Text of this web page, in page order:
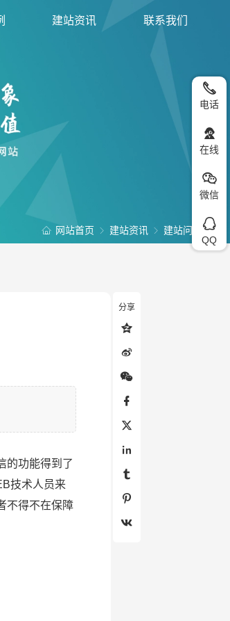
建站资讯 联系我们
网站首页 建站资讯 建站问题
的功能得到了
技术人员来
不得不在保障
分享
电话
在线
微信
QQ